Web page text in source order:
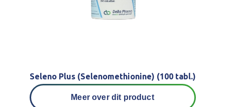
Seleno Plus (Selenomethionine) (100 tabl.)
Meer over dit product